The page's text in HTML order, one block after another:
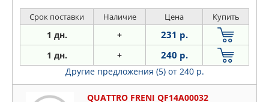
Срок поставки Наличие Цена Купить
1 дн. + 231 р.
1 дн. + 240 р.
Другие предложения (5) от 240 р.
QUATTRO FRENI QF14A00032